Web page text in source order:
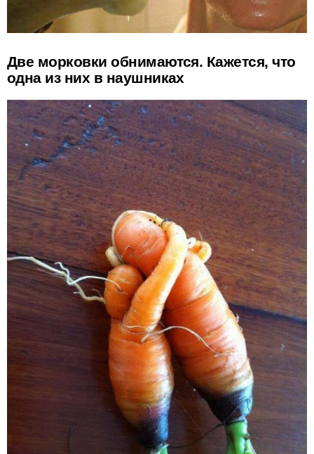
Две морковки обнимаются. Кажется, что
одна из них в наушниках